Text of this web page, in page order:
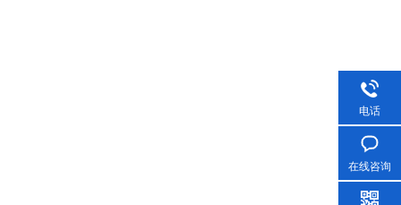
电话
在线咨询